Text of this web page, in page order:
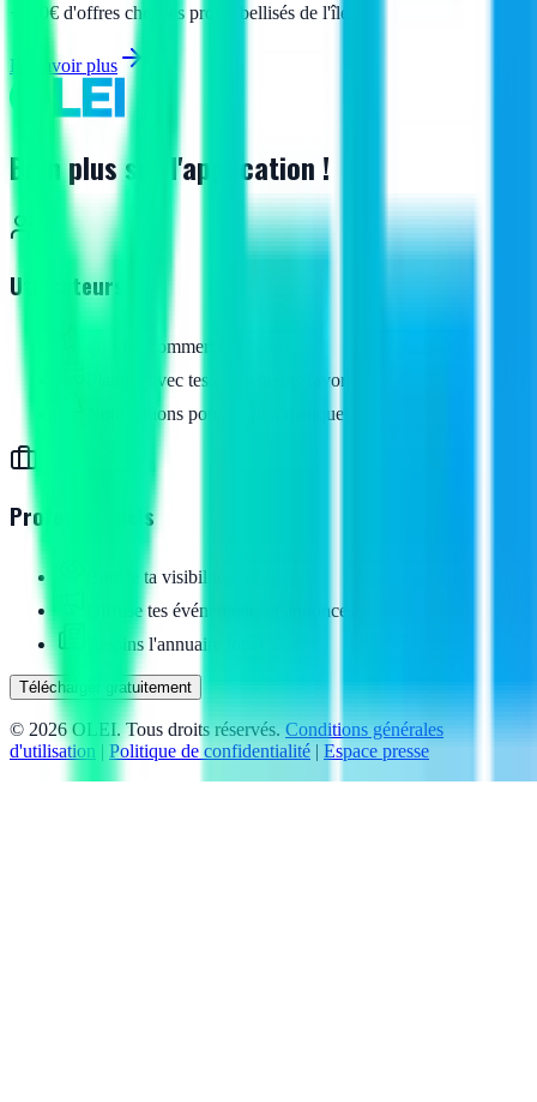
+150€ d'offres chez les pros labellisés de l'île.
En savoir plus
Bien plus sur l'application !
Utilisateurs
Suis tes commerces favoris
Planifie avec tes événements favoris
Notifications pour ne rien manquer
Professionnels
Booste ta visibilité
Diffuse tes événements et annonces
Rejoins l'annuaire local
Télécharger gratuitement
© 2026OLEI. Tous droits réservés. Conditions générales
d'utilisation | Politique de confidentialité | Espace presse